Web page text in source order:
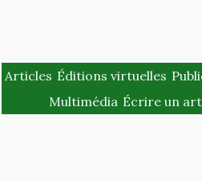
Articles Éditions virtuelles
Multimédia Écrire un